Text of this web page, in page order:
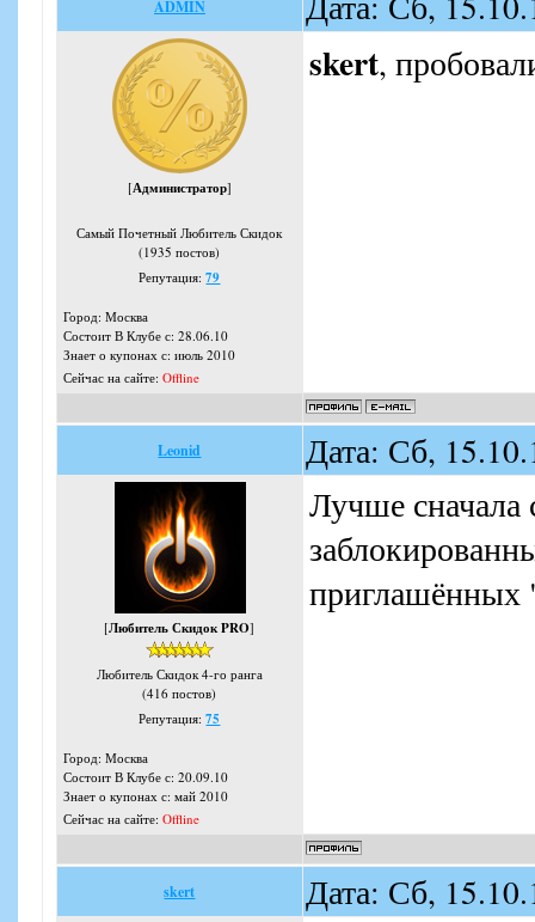
ADMIN
[Администратор]
Самый Почетный Любитель Скидок
(1935 постов)
Репутация:79
Город: Москва
Состоит В Клубе с: 28.06.10
Знает о купонах с: июль 2010
Сейчас на сайте: Offline
skert,
Leonid Дата: Сб,
[Любитель Скидок PRO]
Любитель Скидок 4-го ранга
(416 постов)
Репутация:75
Город: Москва
Состоит В Клубе с: 20.09.10
Знает о купонах с: май 2010
Сейчас на сайте: Offline
Лучше сначала
приглашённых
skert Дата: Сб,